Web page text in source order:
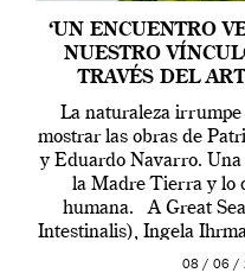
‘UN ENCUENTRO
NUESTRO
TRAVÉS DEL
La naturaleza
mostrar las obras de
y Eduardo Navarro.
la Madre Tierra y lo
humana. A Great
Intestinalis), Ingela
Madrid y
08 / 06 /